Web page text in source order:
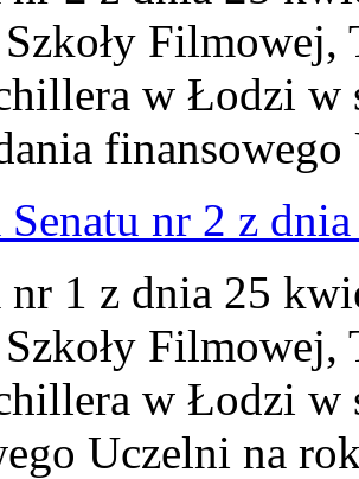
w Łodzi w
Senatu nr 2 z
nr 1 z dnia 25
w Łodzi w
Uczelni na